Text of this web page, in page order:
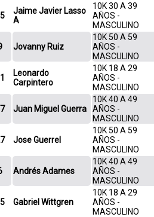
Jaime Javier Lasso
A
10K 30 A 39
AÑOS -
MASCULINO
Jovanny Ruiz
10K 50 A 59
AÑOS -
MASCULINO
Leonardo
Carpintero
10K 18 A 29
AÑOS -
MASCULINO
Juan Miguel Guerra
10K 40 A 49
AÑOS -
MASCULINO
Jose Guerrel
10K 50 A 59
AÑOS -
MASCULINO
Andrés Adames
10K 40 A 49
AÑOS -
MASCULINO
Gabriel Wittgren
10K 18 A 29
AÑOS -
MASCULINO